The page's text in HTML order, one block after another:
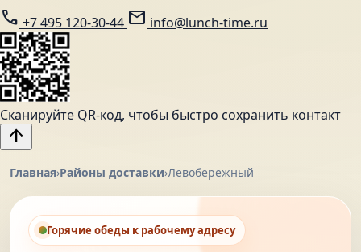
call +7 495 120-30-44 mail info@lunch-time.ru
Сканируйте QR-код, чтобы быстро сохранить контакт
arrow_upward
Главная›Районы доставки›Левобережный
Горячие обеды к рабочему адресу